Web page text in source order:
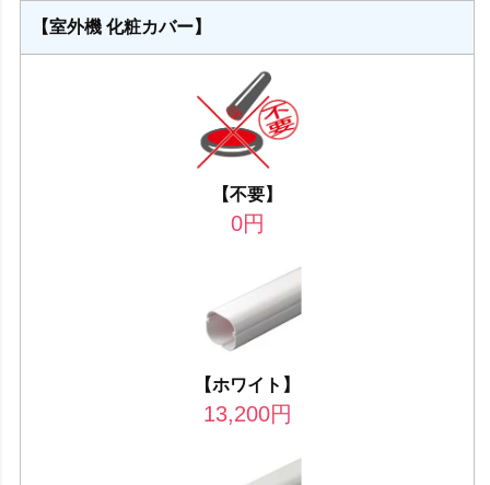
【室外機 化粧カバー】
【不要】
0円
【ホワイト】
13,200円